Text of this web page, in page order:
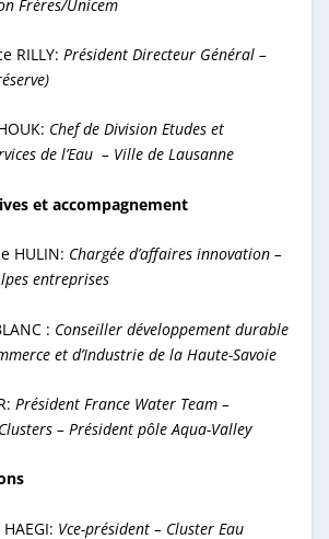
Frères/Unicem
RILLY: Président Directeur Général –
Chef de Division Etudes et
de l’Eau – Ville de Lausanne
et accompagnement
HULIN: Chargée d’affaires innovation –
entreprises
: Conseiller développement durable
et d’Industrie de la Haute-Savoie
Président France Water Team –
– Président pôle Aqua-Valley
Vce-président – Cluster Eau